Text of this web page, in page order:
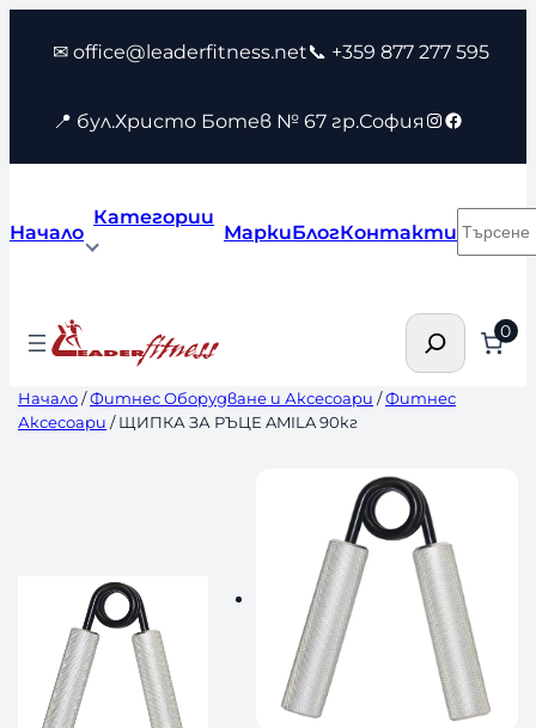
съдържанието
✉ office@leaderfitness.net📞 +359 877 277 595
📍 бул.Христо Ботев № 67 гр.София Instagram
Facebook
Начало
Категории
МаркиБлогКонтакти
Търсене 0
Начало/Фитнес Оборудване и Аксесоари /Фитнес
Аксесоари / ЩИПКА ЗА РЪЦЕ AMILA 90кг